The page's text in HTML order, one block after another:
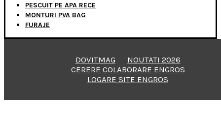
PESCUIT PE APA RECE
MONTURI PVA BAG
FURAJE
DOVITMAG
NOUTATI 2026
CERERE COLABORARE ENGROS
LOGARE SITE ENGROS